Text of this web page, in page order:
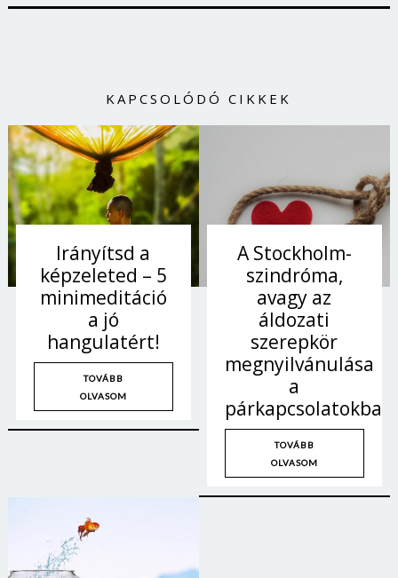
KAPCSOLÓDÓ CIKKEK
Irányítsd a
képzeleted – 5
minimeditáció
a jó
hangulatért!
TOVÁBB
OLVASOM
A Stockholm-
szindróma,
avagy az
áldozati
szerepkör
megnyilvánulása
a
párkapcsolatokban
TOVÁBB
OLVASOM